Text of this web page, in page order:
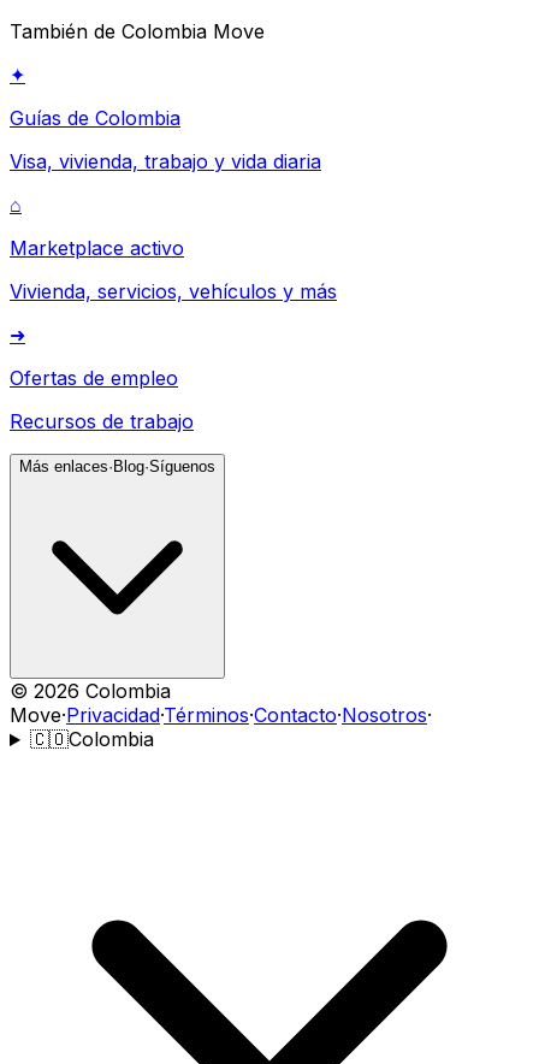
También de Colombia Move
✦
Guías de Colombia
Visa, vivienda, trabajo y vida diaria
⌂
Marketplace activo
Vivienda, servicios, vehículos y más
➜
Ofertas de empleo
Recursos de trabajo
Más enlaces· Blog·Síguenos
© 2026 Colombia
Move·Privacidad·Términos·Contacto·Nosotros·
🇨🇴Colombia